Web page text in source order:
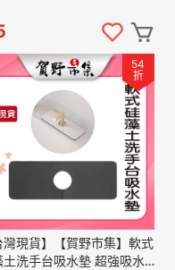
桌下 可拆卸 滑軌 可釘 免
納 理線 黏貼
54
折
灣現貨】【賀野市集】軟式
土洗手台吸水墊 超強吸水